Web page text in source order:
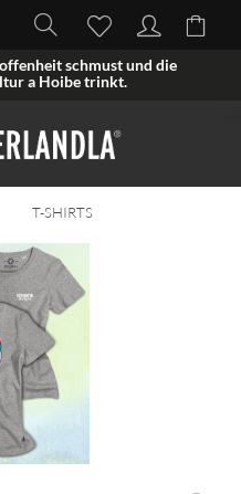
schmust und die
a Hoibe trinkt.
T-SHIRTS